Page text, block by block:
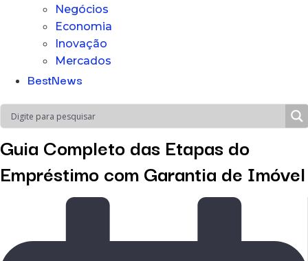
Negócios
Economia
Inovação
Mercados
BestNews
Guia Completo das Etapas do
Empréstimo com Garantia de Imóvel